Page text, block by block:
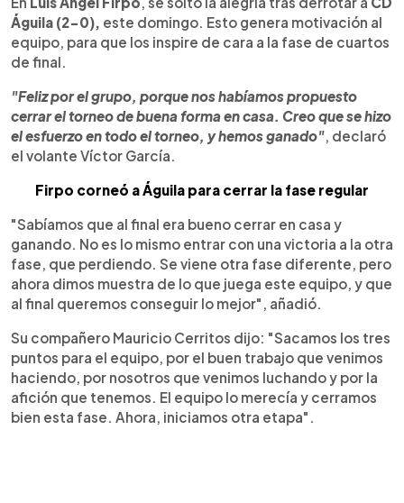
Águila (2-0), este domingo. Esto genera motivación al
equipo, para que los inspire de cara a la fase de cuartos
de final.
"Feliz por el grupo, porque nos habíamos propuesto
cerrar el torneo de buena forma en casa. Creo que se hizo
el esfuerzo en todo el torneo, y hemos ganado" , declaró
el volante Víctor García.
Firpo corneó a Águila para cerrar la fase regular
"Sabíamos que al final era bueno cerrar en casa y
ganando. No es lo mismo entrar con una victoria a la otra
fase, que perdiendo. Se viene otra fase diferente, pero
ahora dimos muestra de lo que juega este equipo, y que
al final queremos conseguir lo mejor", añadió.
Su compañero Mauricio Cerritos dijo: "Sacamos los tres
puntos para el equipo, por el buen trabajo que venimos
haciendo, por nosotros que venimos luchando y por la
afición que tenemos. El equipo lo merecía y cerramos
bien esta fase. Ahora, iniciamos otra etapa".